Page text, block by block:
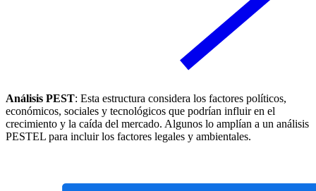
Análisis PEST: Esta estructura considera los factores políticos,
económicos, sociales y tecnológicos que podrían influir en el
crecimiento y la caída del mercado. Algunos lo amplían a un análisis
PESTEL para incluir los factores legales y ambientales.